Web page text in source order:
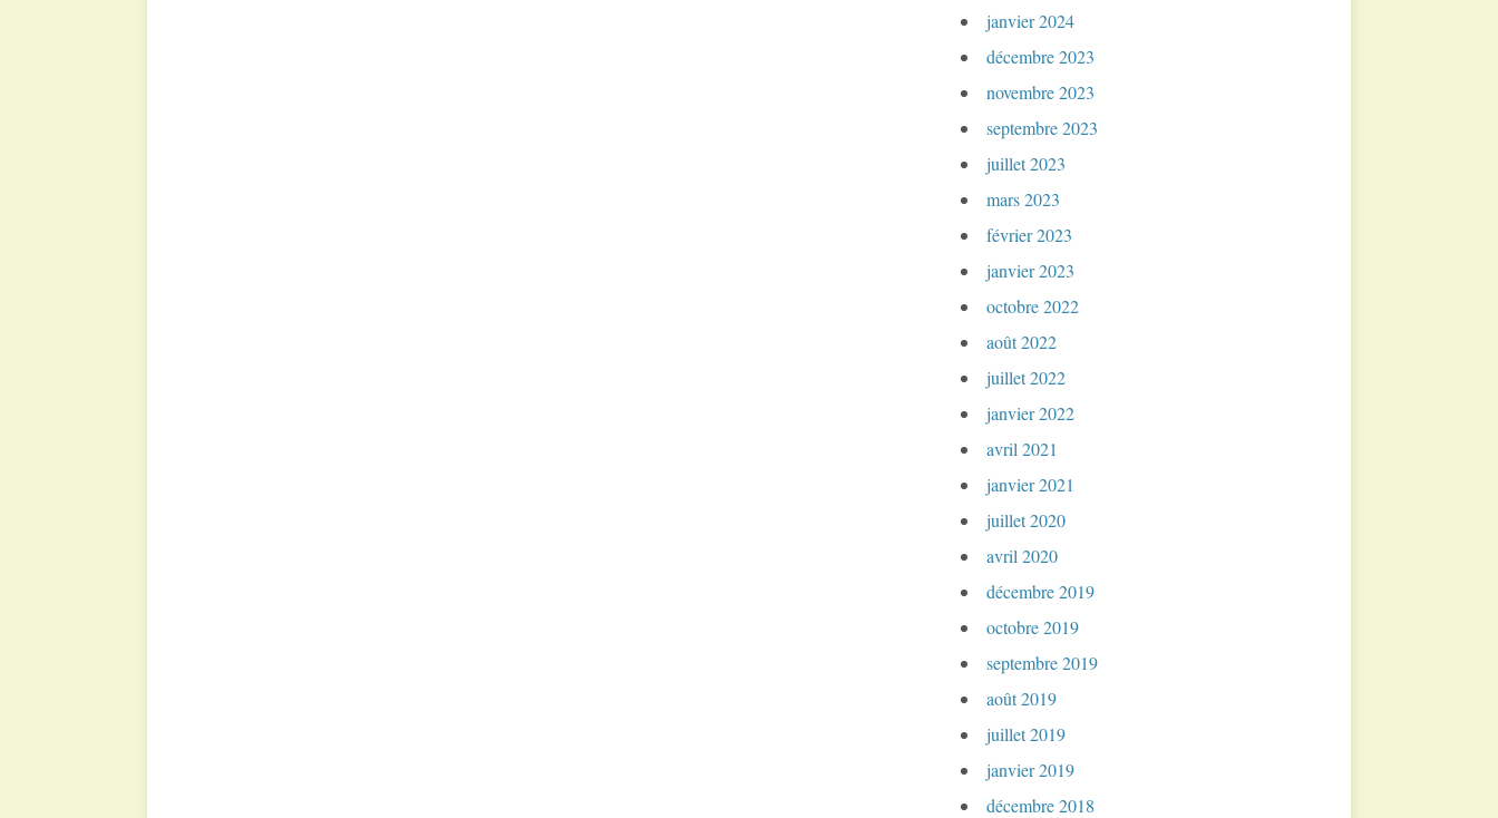
janvier 2024
décembre 2023
novembre 2023
septembre 2023
juillet 2023
mars 2023
février 2023
janvier 2023
octobre 2022
août 2022
juillet 2022
janvier 2022
avril 2021
janvier 2021
juillet 2020
avril 2020
décembre 2019
octobre 2019
septembre 2019
août 2019
juillet 2019
janvier 2019
décembre 2018